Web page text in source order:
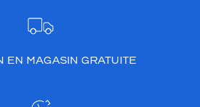
EN MAGASIN GRATUITE